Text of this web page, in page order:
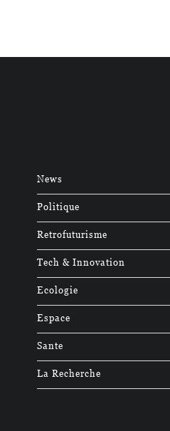
News
Politique
Retrofuturisme
Tech & Innovation
Ecologie
Espace
Sante
La Recherche